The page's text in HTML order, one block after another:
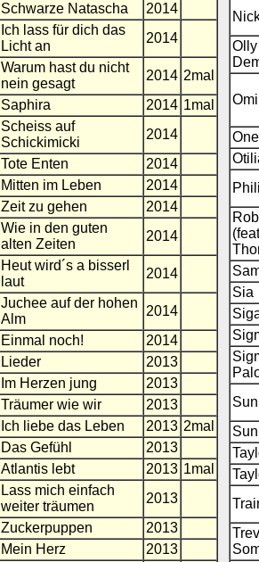
Schwarze Natascha
2014
Ich lass für dich das
Licht an
2014
Warum hast du nicht
nein gesagt
2014 2mal
Saphira 2014 1mal
Scheiss auf
Schickimicki
2014
Tote Enten
2014
Mitten im Leben
2014
Zeit zu gehen
2014
Wie in den guten
alten Zeiten
2014
Heut wird´s a bisserl
laut
2014
Juchee auf der hohen
Alm
2014
Einmal noch!
2014
Lieder
2013
Im Herzen jung
2013
Träumer wie wir
2013
Ich liebe das Leben 2013 2mal
Das Gefühl
2013
Atlantis lebt 2013 1mal
Lass mich einfach
weiter träumen
2013
Zuckerpuppen
2013
Mein Herz
2013
Olly
Omi
Sia